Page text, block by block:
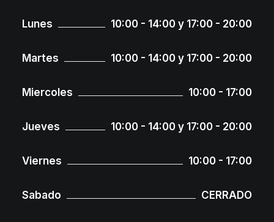
Lunes 10:00 - 14:00 y 17:00 - 20:00
Martes 10:00 - 14:00 y 17:00 - 20:00
Miercoles 10:00 - 17:00
Jueves 10:00 - 14:00 y 17:00 - 20:00
Viernes 10:00 - 17:00
Sabado CERRADO